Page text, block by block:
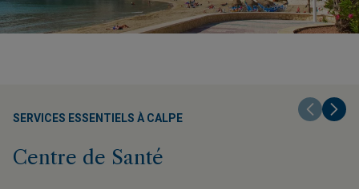
SERVICES ESSENTIELS À CALPE
Centre de Santé